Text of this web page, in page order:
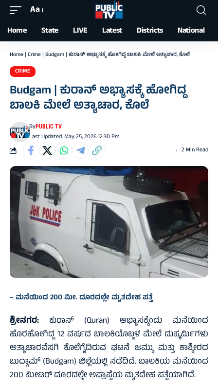
Font
Resizer
Aa
Home State LIVE Latest Districts National
Home | Crime | Budgam | ಕುರಾನ್ ಅಭ್ಯಾಸಕ್ಕೆ ಹೋಗಿದ್ದ ಬಾಲಕಿ ಮೇಲೆ ಅತ್ಯಾಚಾರ, ಕೊಲೆ
CRIME
Budgam | ಕುರಾನ್ ಅಭ್ಯಾಸಕ್ಕೆ ಹೋಗಿದ್ದ
ಬಾಲಕಿ ಮೇಲೆ ಅತ್ಯಾಚಾರ, ಕೊಲೆ
Last Updated: May 25, 2026 12:30 Pm
ByPUBLIC TV
2 Min Read
– ಮನೆಯಿಂದ 200 ಮೀ. ದೂರದಲ್ಲೇ ಮೃತದೇಹ ಪತ್ತೆ
ಶ್ರೀನಗರ: ಕುರಾನ್ (Quran) ಅಭ್ಯಾಸಕ್ಕೆಂದು ಮನೆಯಿಂದ
ಹೊರಹೋಗಿದ್ದ 12 ವರ್ಷದ ಬಾಲಕಿಯೊಬ್ಬಳ ಮೇಲೆ ದುಷ್ಕರ್ಮಿಗಳು
ಅತ್ಯಾಚಾರವೆಸಗಿ ಕೊಲೆಗೈದಿರುವ ಘಟನೆ ಜಮ್ಮು ಮತ್ತು ಕಾಶ್ಮೀರದ
ಬುದ್ಗಾಮ್ (Budgam) ಜಿಲ್ಲೆಯಲ್ಲಿ ನಡೆದಿದೆ. ಬಾಲಕಿಯ ಮನೆಯಿಂದ
200 ಮೀಟರ್ ದೂರದಲ್ಲೇ ಅಪ್ರಾಪ್ತೆಯ ಮೃತದೇಹ ಪತ್ತೆಯಾಗಿದೆ.